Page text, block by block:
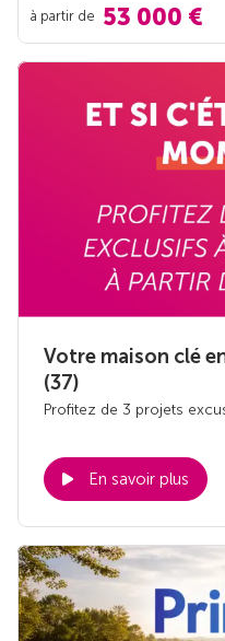
à partir de 53 000 €
Votre maison clé
(37)
Profitez de 3 projets
En savoir plus